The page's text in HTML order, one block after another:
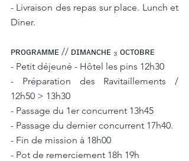
- Livraison des repas sur place. Lunch et
Diner.
ᴘʀᴏɢʀᴀᴍᴍᴇ // ᴅɪᴍᴀɴᴄʜᴇ ₃ ᴏᴄᴛᴏʙʀᴇ
- Petit déjeuné - Hôtel les pins 12h30
- Préparation des Ravitaillements /
12h50 > 13h30
- Passage du 1er concurrent 13h45
- Passage du dernier concurrent 17h40.
- Fin de mission à 18h00
- Pot de remerciement 18h 19h